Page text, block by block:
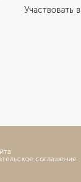
Участвовать
соглашение